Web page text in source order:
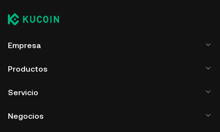
Empresa
Productos
Servicio
Negocios